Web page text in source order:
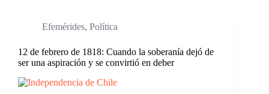
Efemérides, Política
12 de febrero de 1818: Cuando la soberanía dejó de
ser una aspiración y se convirtió en deber